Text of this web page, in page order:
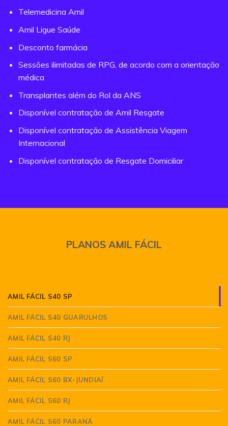
Telemedicina Amil
Amil Ligue Saúde
Desconto farmácia
Sessões ilimitadas de RPG, de acordo com a orientação
médica
Transplantes além do Rol da ANS
Disponível contratação de Amil Resgate
Disponível contratação de Assistência Viagem
Internacional
Disponível contratação de Resgate Domiciliar
PLANOS AMIL FÁCIL
AMIL FÁCIL S40 SP
AMIL FÁCIL S40 GUARULHOS
AMIL FÁCIL S40 RJ
AMIL FÁCIL S60 SP
AMIL FÁCIL S60 BX-JUNDIAÍ
AMIL FÁCIL S60 RJ
AMIL FÁCIL S60 PARANÁ